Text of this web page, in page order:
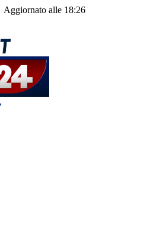
Aggiornato alle 18:26